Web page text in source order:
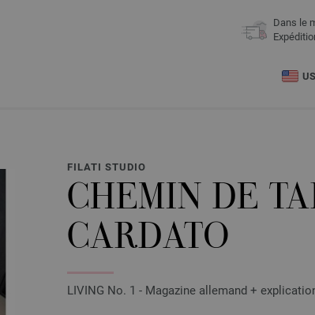
Dans le
FILATI STUDIO
CHEMIN DE
CARDATO
LIVING No. 1 - Magazine allemand +